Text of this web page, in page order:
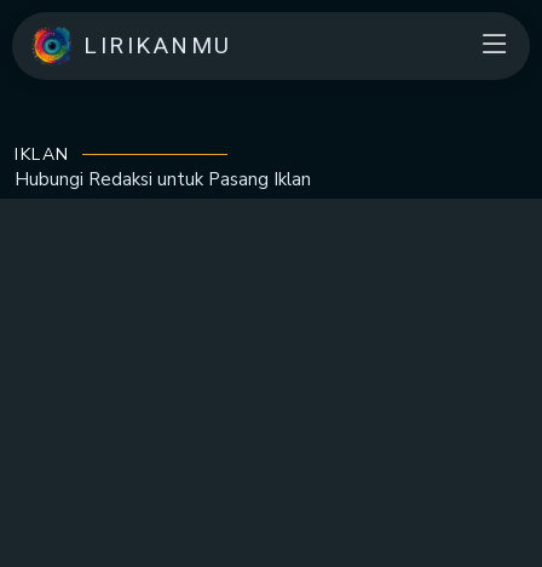
LIRIKANMU
IKLAN
Hubungi Redaksi untuk Pasang Iklan